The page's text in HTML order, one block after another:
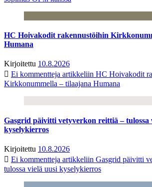
HC Hoivakodit rakennustöihin
Humana
Kirjoitettu 10.8.2026
Ei kommentteja artikkeliin HC Hoivakodit
Kirkkonummella – tilaajana Humana
Gasgrid päivitti vetyverkon reittiä – tulossa
kyselykierros
Kirjoitettu 10.8.2026
Ei kommentteja artikkeliin Gasgrid päivitti
tulossa vielä uusi kyselykierros